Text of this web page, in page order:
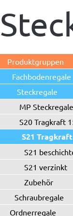
Produktgruppen
Fachbodenregale
Steckregale
MP Steckregale
S20 Tragkraft
S21
S21
S21 verzinkt
Zubehör
Schraubregale
Ordnerregale